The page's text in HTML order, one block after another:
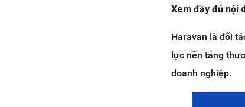
Xem đầy đủ nội
Haravan là đối
lực nền tảng
doanh nghiệp.